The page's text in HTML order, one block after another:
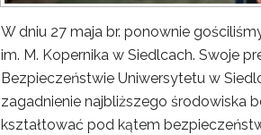
W dniu 27 maja br. ponownie
im. M. Kopernika w Siedlcach. Swoje
Bezpieczeństwie Uniwersytetu w
zagadnienie najbliższego środowiska
kształtować pod kątem